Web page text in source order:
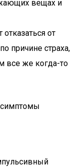
вещах и
от
причине страха,
все же когда-то